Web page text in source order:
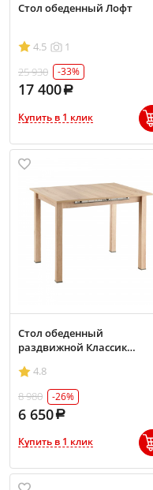
Стол обеденный Лофт
4.5
1
25 930
-33%
17 400
Купить в 1 клик
Стол обеденный
раздвижной Классик
4.8
8 980
-26%
6 650
Купить в 1 клик